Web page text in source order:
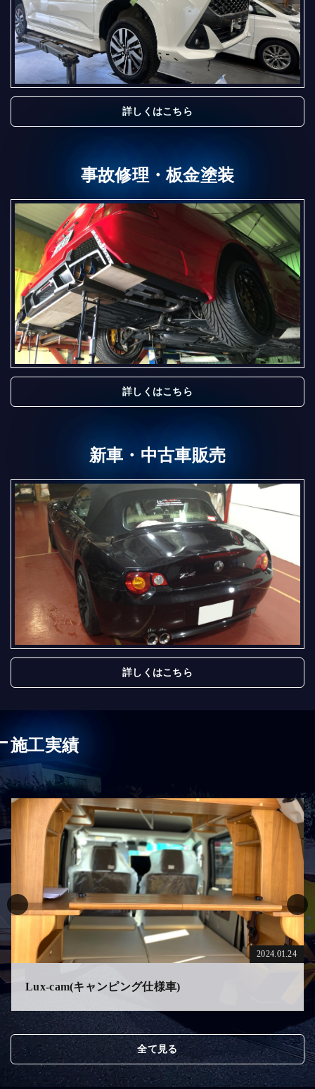
詳しくはこちら
事故修理・板金塗装
詳しくはこちら
新車・中古車販売
詳しくはこちら
施工実績
2024.01.24
Lux-cam(キャンピング仕様車)
全て見る